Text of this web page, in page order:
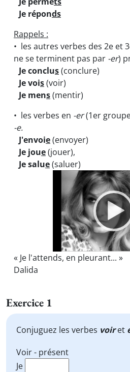
Je réponds
Rappels :
• les autres verbes des 2e et
ne se terminent pas par -er)
Je conclus(conclure)
Je vois(voir)
Je mens(mentir)
• les verbes en -er(1er
-e.
J'envoie(envoyer)
Je joue(jouer),
Je salue(saluer)
« Je l'attends, en pleurant... »
Dalida
Exercice 1
Conjuguez les verbes voiret
Voir - présent
Je